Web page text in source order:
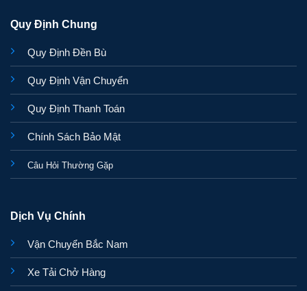
Quy Định Chung
Quy Định Đền Bù
Quy Định Vận Chuyển
Quy Định Thanh Toán
Chính Sách Bảo Mật
Câu Hỏi Thường Gặp
Dịch Vụ Chính
Vận Chuyển Bắc Nam
Xe Tải Chở Hàng